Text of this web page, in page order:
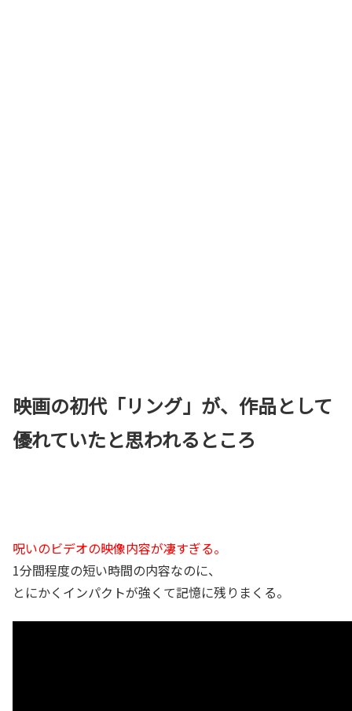
映画の初代「リング」が、作品として
優れていたと思われるところ
呪いのビデオの映像内容が凄すぎる。
1分間程度の短い時間の内容なのに、
とにかくインパクトが強くて記憶に残りまくる。